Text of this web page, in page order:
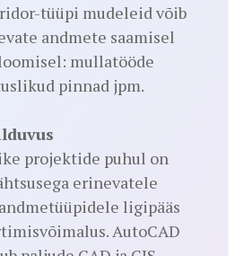
tüüpi mudeleid võib
andmete saamisel
mullatööde
pinnad jpm.
projektide puhul on
erinevatele
ligipääs
AutoCAD